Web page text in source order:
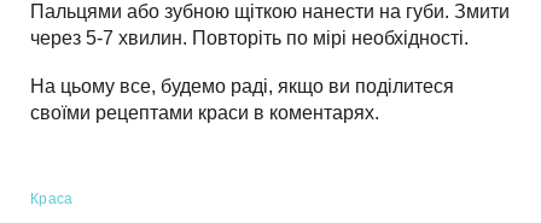
Пальцями або зубною щіткою нанести на губи. Змити
через 5-7 хвилин. Повторіть по мірі необхідності.
На цьому все, будемо раді, якщо ви поділитеся
своїми рецептами краси в коментарях.
Краса